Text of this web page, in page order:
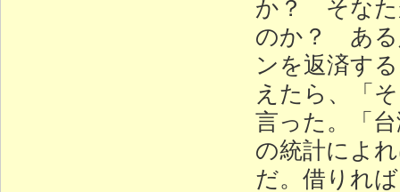
か？ そなた
のか？ ある
ンを返済す
えたら、「
言った。「
の統計によ
だ。借りれ